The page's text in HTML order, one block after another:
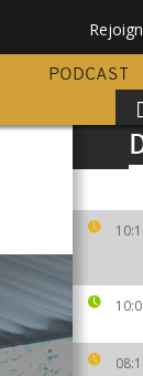
PODCAST